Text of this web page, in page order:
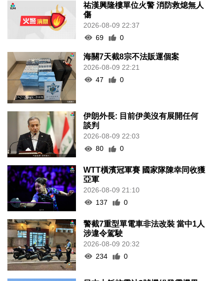
祐漢興隆樓單位火警 消防救熄無人
傷
2026-08-09 22:37
69
0
海關7天截8宗不法販運個案
2026-08-09 22:21
47
0
伊朗外長: 目前伊美沒有展開任何
談判
2026-08-09 22:03
80
0
WTT橫濱冠軍賽 國家隊陳幸同收獲
亞軍
2026-08-09 21:10
137
0
警截7重型單電車非法改裝 當中1人
涉違令駕駛
2026-08-09 20:32
234
0